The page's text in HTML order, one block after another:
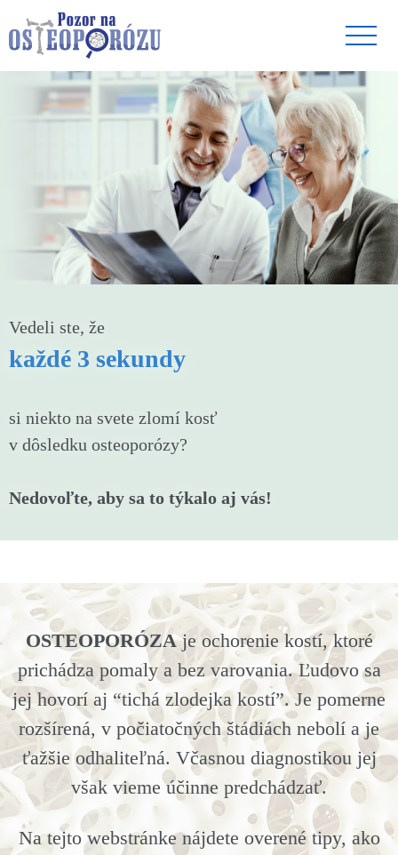
Vedeli ste, že
každé 3 sekundy
si niekto na svete zlomí kosť
v dôsledku osteoporózy?
Nedovoľte, aby sa to týkalo aj vás!
OSTEOPORÓZAje ochorenie kostí, ktoré
prichádza pomaly a bez varovania. Ľudovo sa
jej hovorí aj “tichá zlodejka kostí”. Je pomerne
rozšírená, v počiatočných štádiách nebolí a je
ťažšie odhaliteľná. Včasnou diagnostikou jej
však vieme účinne predchádzať.
Na tejto webstránke nájdete overené tipy, ako